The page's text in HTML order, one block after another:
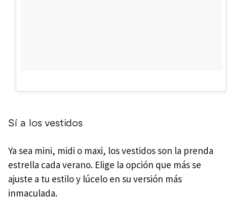
Sí a los vestidos
Ya sea mini, midi o maxi, los vestidos son la prenda
estrella cada verano. Elige la opción que más se
ajuste a tu estilo y lúcelo en su versión más
inmaculada.